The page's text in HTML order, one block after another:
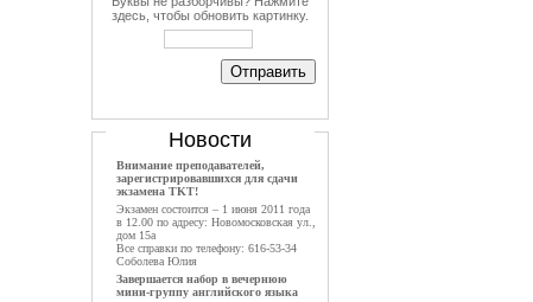
здесь, чтобы обновить картинку.
Новости
Внимание преподавателей,
зарегистрировавшихся для сдачи
экзамена TKT!
Экзамен состоится – 1 июня 2011 года
в 12.00 по адресу: Новомосковская ул.,
дом 15а
Все справки по телефону: 616-53-34
Соболева Юлия
Завершается набор в вечернюю
мини-группу английского языка